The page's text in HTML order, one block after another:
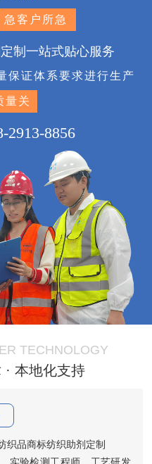
急客户所急
制一站式贴心服务
保证体系要求进行生产
量关
2913-8856
TECHNOLOGY
本地化支持
织品商标纺织助剂定制
实验检测工程师，工艺研发